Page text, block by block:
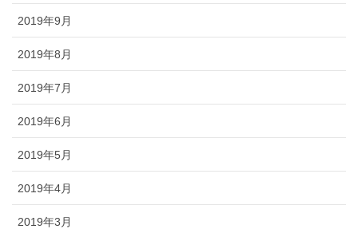
2019年9月
2019年8月
2019年7月
2019年6月
2019年5月
2019年4月
2019年3月